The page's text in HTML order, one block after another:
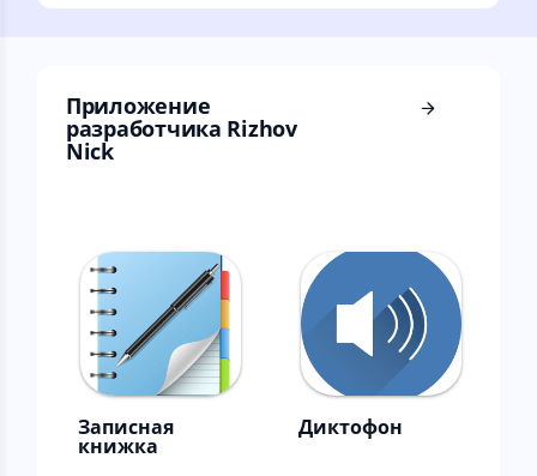
Приложение
разработчика Rizhov
Nick
Записная
книжка
Диктофон